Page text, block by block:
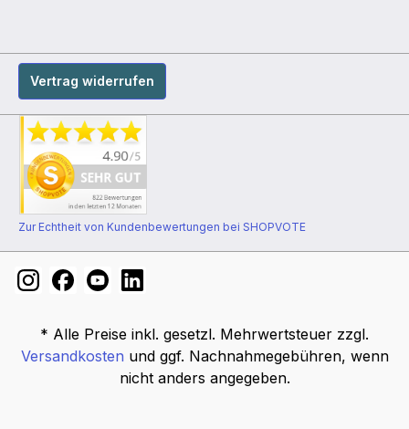
Vertrag widerrufen
Zur Echtheit von Kundenbewertungen bei SHOPVOTE
* Alle Preise inkl. gesetzl. Mehrwertsteuer zzgl.
Versandkosten und ggf. Nachnahmegebühren, wenn
nicht anders angegeben.